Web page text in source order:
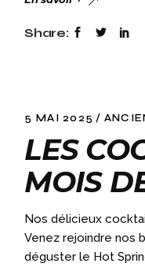
Share:
5 MAI 2025
LES
MOIS
Nos délicieux
Venez rejoindre nos
déguster le Hot